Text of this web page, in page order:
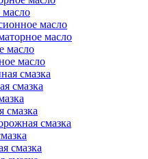
масло
масло
масло
масло
смазка
смазка
смазка
смазка
смазка